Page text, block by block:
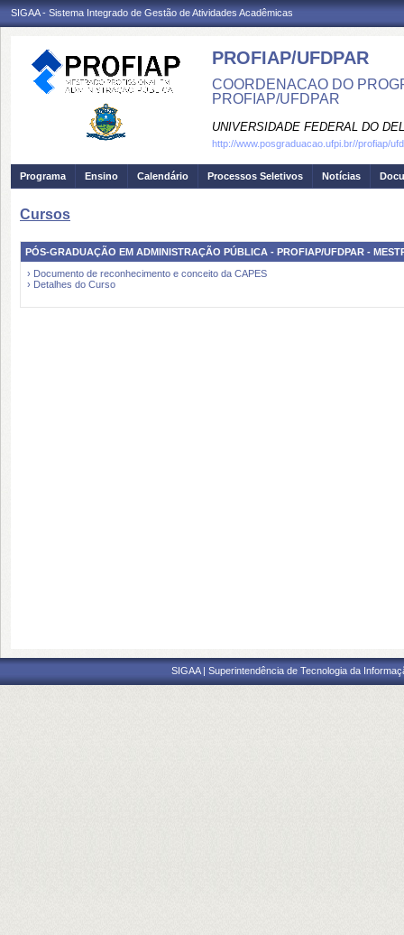
SIGAA - Sistema Integrado de Gestão de Atividades Acadêmicas
PROFIAP/UFDPAR
COORDENACAO DO
PROFIAP/UFDPAR
UNIVERSIDADE FEDERAL DO
http://www.posgraduacao.ufpi.br//profiap/
Programa Ensino Calendário Processos Seletivos Notícias
Cursos
PÓS-GRADUAÇÃO EM ADMINISTRAÇÃO PÚBLICA - PROFIAP/UFDPAR -
› Documento de reconhecimento e conceito da CAPES
› Detalhes do Curso
SIGAA | Superintendência de Tecnologia da